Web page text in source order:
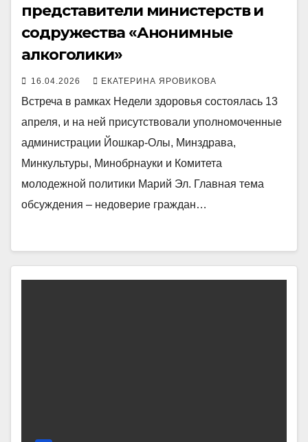
представители министерств и
содружества «Анонимные
алкоголики»
16.04.2026 ЕКАТЕРИНА ЯРОВИКОВА
Встреча в рамках Недели здоровья состоялась 13
апреля, и на ней присутствовали уполномоченные
администрации Йошкар-Олы, Минздрава,
Минкультуры, Минобрнауки и Комитета
молодежной политики Марий Эл. Главная тема
обсуждения – недоверие граждан…